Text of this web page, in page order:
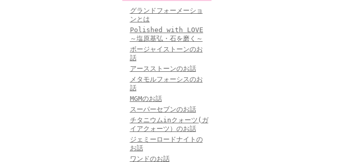
グランドフォーメーショ
ンとは
Polished with LOVE
～塩原基弘・石を磨く～
ボージャイストーンのお
話
アースストーンのお話
メタモルフォーシスのお
話
MGMのお話
スーパーセブンのお話
チタニウムinクォーツ(ガ
イアクォーツ）のお話
ジェミーロードナイトの
お話
ワンドのお話